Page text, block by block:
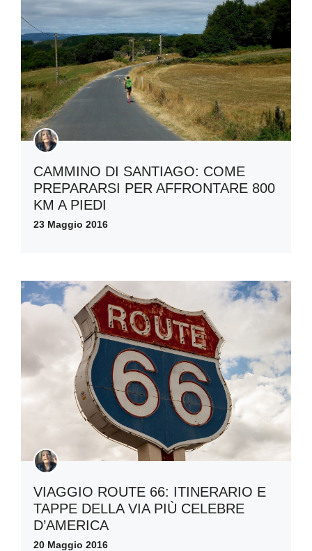
CAMMINO DI SANTIAGO: COME
PREPARARSI PER AFFRONTARE 800
KM A PIEDI
23 Maggio 2016
VIAGGIO ROUTE 66: ITINERARIO E
TAPPE DELLA VIA PIÙ CELEBRE
D’AMERICA
20 Maggio 2016